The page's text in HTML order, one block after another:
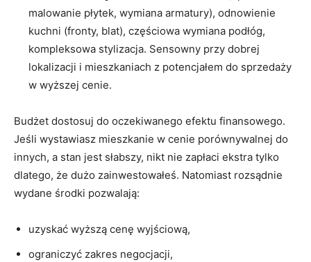
malowanie płytek, wymiana armatury), odnowienie
kuchni (fronty, blat), częściowa wymiana podłóg,
kompleksowa stylizacja. Sensowny przy dobrej
lokalizacji i mieszkaniach z potencjałem do sprzedaży
w wyższej cenie.
Budżet dostosuj do oczekiwanego efektu finansowego.
Jeśli wystawiasz mieszkanie w cenie porównywalnej do
innych, a stan jest słabszy, nikt nie zapłaci ekstra tylko
dlatego, że dużo zainwestowałeś. Natomiast rozsądnie
wydane środki pozwalają:
uzyskać wyższą cenę wyjściową,
ograniczyć zakres negocjacji,